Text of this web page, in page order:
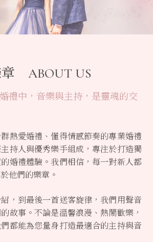
章 ABOUT US
禮中，音樂與主持，是靈魂的交
群熱愛婚禮、懂得情感節奏的專業婚禮
持人與優秀樂手組成，專注於打造獨
婚禮體驗。我們相信，每一對新人都
他們的樂章。
，到最後一首送客旋律，我們用聲音
故事。不論是溫馨浪漫、熱鬧歡樂，
都能為您量身打造最適合的主持與音